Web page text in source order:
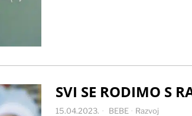
SVI SE RODIMO S
15.04.2023. BEBE · Razvoj